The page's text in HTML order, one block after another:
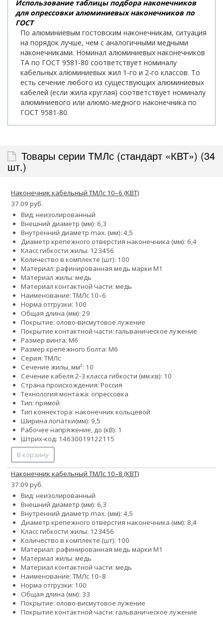
Использование таблицы подбора наконечников
для опрессовки алюминиевых наконечников по
ГОСТ
По алюминиевым гостовским наконечникам, ситуация
на порядок лучше, чем с аналогичными медными
наконечниками. Номинал алюминиевых наконечников
ТА по ГОСТ 9581-80 соответствует номиналу
кабельных алюминиевых жил 1-го и 2-го классов. То
есть сечение любого из существующих алюминиевых
кабелей (если жила круглая) соответствует номиналу
алюминиевого или алюмо-медного наконечника по
ГОСТ 9581-80.
Товары серии ТМЛс (стандарт «КВТ») (34
шт.)
Наконечник кабельный ТМЛс 10–6 (КВТ)
37.09 руб.
Вид: неизолированный
Внешний диаметр (мм): 6,3
Внутренний диаметр max. (мм): 4,5
Диаметр крепежного отверстия наконечника (мм): 6,4
Класс гибкости жилы: 123456
Количество в комплекте (шт): 100
Материал: рафинированная медь марки М1
Материал жилы: медь
Материал контактной части: медь
Наименование: ТМЛс 10–6
Норма отгрузки: 100
Общая длина (мм): 29
Покрытие: олово-висмутовое лужение
Покрытие контактной части: гальваническое лужение
Размер винта: М6
Размер крепёжного болта: М6
Серия: ТМЛс
Сечение жилы, мм²: 10
Сечение кабеля 2-3 класса гибкости (мм.кв): 10
Страна происхождения: Россия
Технология монтажа: опрессовка
Тип: прямой
Тип коннектора: наконечник кольцевой
Ширина лопатки(мм): 9,5
Рабочее напряжение, до (кВ): 1
Штрих-код: 14630019122115
В корзину
Наконечник кабельный ТМЛс 10–8 (КВТ)
37.09 руб.
Вид: неизолированный
Внешний диаметр (мм): 6,3
Внутренний диаметр max. (мм): 4,5
Диаметр крепежного отверстия наконечника (мм): 8,4
Класс гибкости жилы: 123456
Количество в комплекте (шт): 100
Материал: рафинированная медь марки М1
Материал жилы: медь
Материал контактной части: медь
Наименование: ТМЛс 10–8
Норма отгрузки: 100
Общая длина (мм): 33
Покрытие: олово-висмутовое лужение
Покрытие контактной части: гальваническое лужение